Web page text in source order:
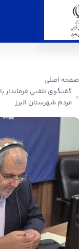
صفحه اصلی
گفتگوی تلفنی فرماندار با
مردم شهرستان البرز